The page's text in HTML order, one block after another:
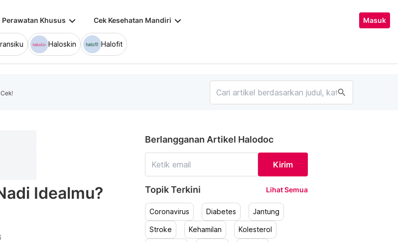
Perawatan Khusus keyboard_arrow_down Cek Kesehatan Mandiri keyboard_arrow_down Masuk
Haloskin Halofit
search
Idealmu?
Berlangganan Artikel Halodoc
Kirim
Topik Terkini Lihat Semua
Coronavirus Diabetes Jantung
Stroke Kehamilan Kolesterol